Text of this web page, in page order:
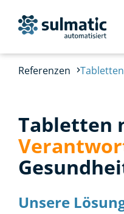
Referenzen
Tabletten
Unsere